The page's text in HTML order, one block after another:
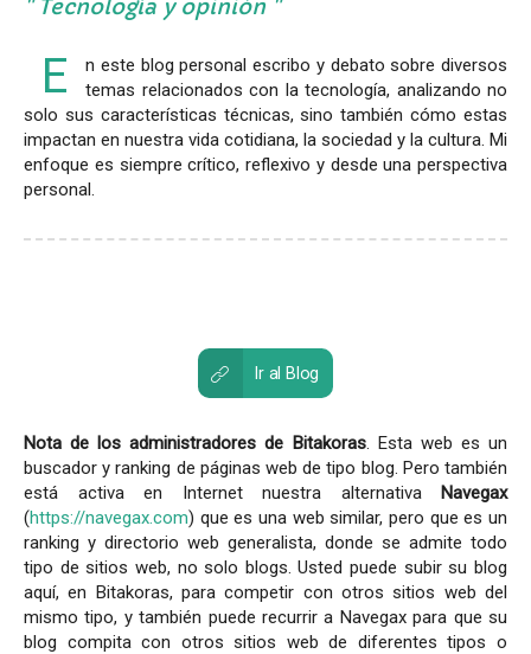
Tecnología y opinión
E
n este blog personal escribo y debato sobre diversos
temas relacionados con la tecnología, analizando no
solo sus características técnicas, sino también cómo estas
impactan en nuestra vida cotidiana, la sociedad y la cultura. Mi
enfoque es siempre crítico, reflexivo y desde una perspectiva
personal.
Ir al Blog
Nota de los administradores de Bitakoras. Esta web es un
buscador y ranking de páginas web de tipo blog. Pero también
está activa en Internet nuestra alternativa Navegax
(https://navegax.com) que es una web similar, pero que es un
ranking y directorio web generalista, donde se admite todo
tipo de sitios web, no solo blogs. Usted puede subir su blog
aquí, en Bitakoras, para competir con otros sitios web del
mismo tipo, y también puede recurrir a Navegax para que su
blog compita con otros sitios web de diferentes tipos o